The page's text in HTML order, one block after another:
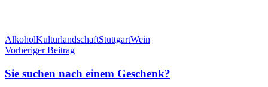
AlkoholKulturlandschaftStuttgartWein
Beitragsnavigation
Vorheriger Beitrag
Sie suchen nach einem Geschenk?